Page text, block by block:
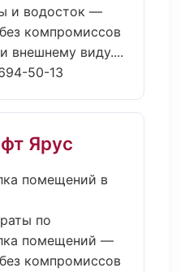
и водосток —
компромиссов
внешнему виду....
50-13
Ярус
помещений в
по
помещений —
компромиссов